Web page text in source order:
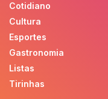
Cotidiano
Cultura
Esportes
Gastronomia
Listas
Tirinhas